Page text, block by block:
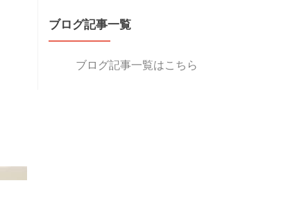
ブログ記事一覧
ブログ記事一覧はこちら